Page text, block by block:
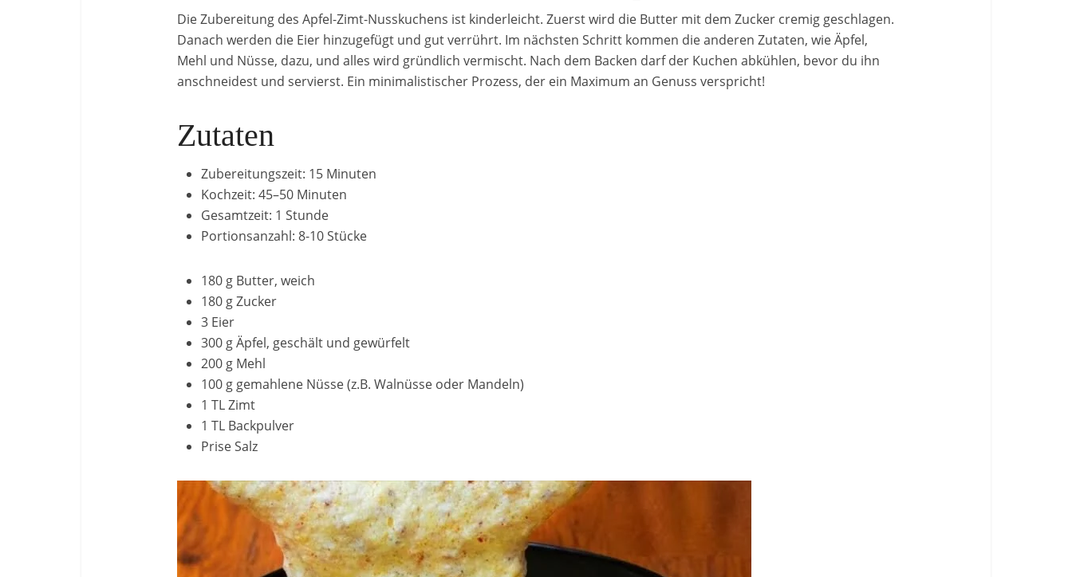
Die Zubereitung des Apfel-Zimt-Nusskuchens ist kinderleicht. Zuerst wird die Butter mit dem Zucker cremig geschlagen.
Danach werden die Eier hinzugefügt und gut verrührt. Im nächsten Schritt kommen die anderen Zutaten, wie Äpfel,
Mehl und Nüsse, dazu, und alles wird gründlich vermischt. Nach dem Backen darf der Kuchen abkühlen, bevor du ihn
anschneidest und servierst. Ein minimalistischer Prozess, der ein Maximum an Genuss verspricht!
Zutaten
Zubereitungszeit: 15 Minuten
Kochzeit: 45–50 Minuten
Gesamtzeit: 1 Stunde
Portionsanzahl: 8-10 Stücke
180 g Butter, weich
180 g Zucker
3 Eier
300 g Äpfel, geschält und gewürfelt
200 g Mehl
100 g gemahlene Nüsse (z.B. Walnüsse oder Mandeln)
1 TL Zimt
1 TL Backpulver
Prise Salz